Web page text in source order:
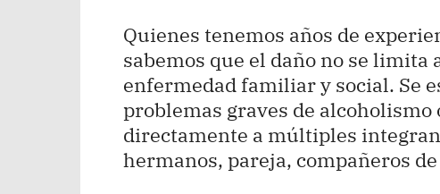
Quienes tenemos años de
sabemos que el daño no se limita
enfermedad familiar y social. Se
problemas graves de alcoholismo
directamente a múltiples
hermanos, pareja, compañeros